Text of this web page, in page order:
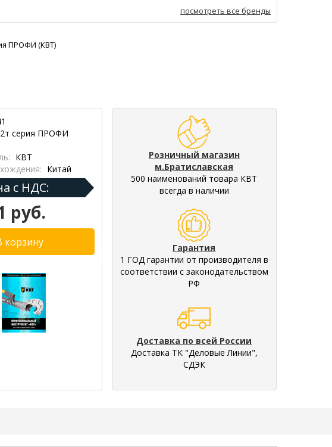
посмотреть все бренды
ПРОФИ (КВТ)
серия ПРОФИ
КВТ
Китай
с НДС:
руб.
Розничный магазин
м.Братиславская
500 наименований товара КВТ
всегда в наличии
Гарантия
1 ГОД гарантии от производителя в
соответствии с законодательством
РФ
Доставка по всей России
Доставка ТК "Деловые Линии",
СДЭК